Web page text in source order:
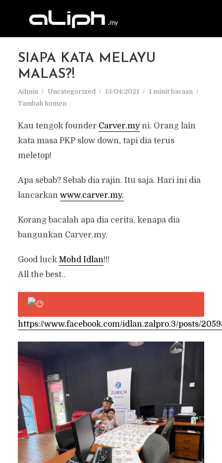
SIAPA KATA MELAYU
MALAS?!
Admin Uncategorized 13/04/2021
1 minit bacaan
Tambah komen
Kau tengok founder Carver.myni. Orang lain
kata masa PKP slow down, tapi dia terus
meletop!
Apa sebab? Sebab dia rajin. Itu saja. Hari ini dia
lancarkan www.carver.my.
Korang bacalah apa dia cerita, kenapa dia
bangunkan Carver.my.
Good luck Mohd Idlan!!!
All the best..
https://www.facebook.com/idlan.zalpro.3/posts/